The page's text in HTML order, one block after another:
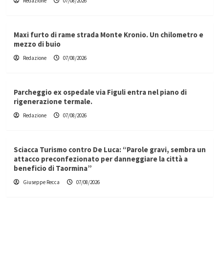
Maxi furto di rame strada Monte Kronio. Un chilometro e
mezzo di buio
Redazione 07/08/2026
Parcheggio ex ospedale via Figuli entra nel piano di
rigenerazione termale.
Redazione 07/08/2026
Sciacca Turismo contro De Luca: “Parole gravi, sembra un
attacco preconfezionato per danneggiare la città a
beneficio di Taormina”
Giuseppe Recca 07/08/2026